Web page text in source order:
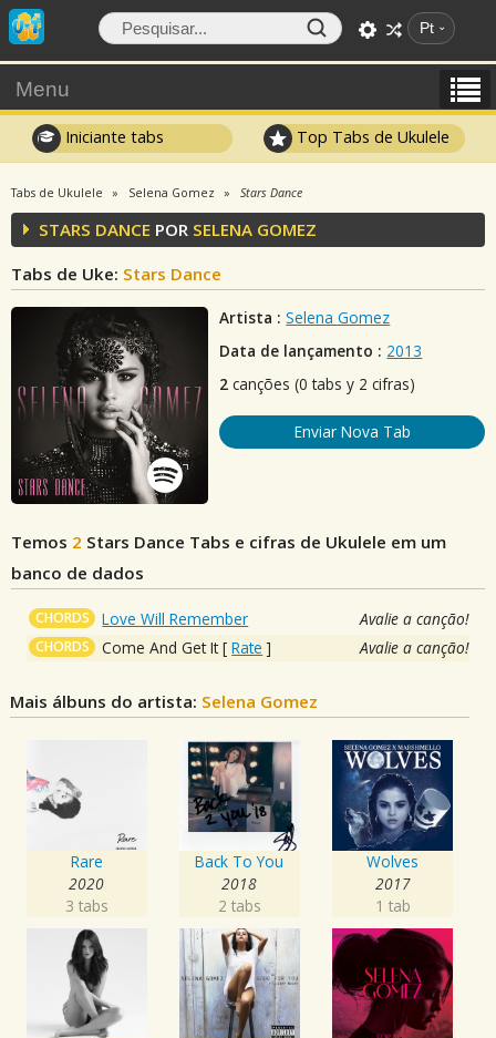
Pt
Menu
Iniciante tabs Top Tabs de Ukulele
Tabs de Ukulele Selena Gomez Stars Dance
STARS DANCE POR SELENA GOMEZ
Tabs de Uke: Stars Dance
Artista : Selena Gomez
Data de lançamento : 2013
2 canções (0 tabs y 2 cifras)
Enviar Nova Tab
Temos 2 Stars Dance Tabs e cifras de Ukulele em um
banco de dados
CHORDS Love Will Remember Avalie a canção!
CHORDS Come And Get It[Rate ] Avalie a canção!
Mais álbuns do artista: Selena Gomez
Rare
2020
3 tabs
Back To You
2018
2 tabs
Wolves
2017
1 tab